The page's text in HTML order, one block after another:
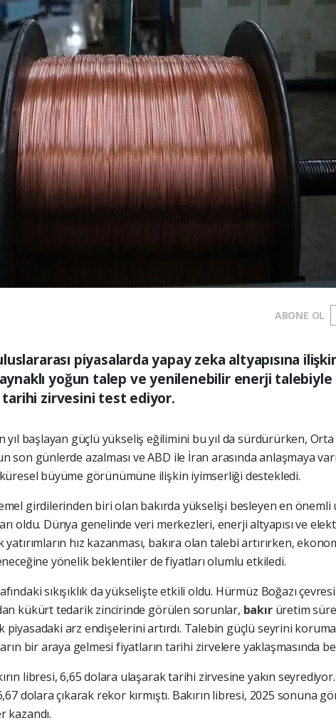
ABONE OL
piyasalarda yapay zeka altyapısına
yoğun talep ve yenilenebilir enerji talebiyle
tarihi zirvesini test ediyor.
yıl başlayan güçlü yükseliş eğilimini bu yıl da sürdürürken,
son günlerde azalması ve ABD ile İran arasında anlaşmaya
büyüme görünümüne ilişkin iyimserliği destekledi.
girdilerinden biri olan bakırda yükselişi besleyen en önemli
oldu. Dünya genelinde veri merkezleri, enerji altyapısı ve
hız kazanması, bakıra olan talebi artırırken,
yönelik beklentiler de fiyatları olumlu etkiledi.
sıkışıklık da yükselişte etkili oldu. Hürmüz Boğazı
kükürt tedarik zincirinde görülen sorunlar, bakır üretim
arz endişelerini artırdı. Talebin güçlü seyrini
bir araya gelmesi fiyatların tarihi zirvelere yaklaşmasında
libresi, 6,65 dolara ulaşarak tarihi zirvesine yakın seyrediyor.
dolara çıkarak rekor kırmıştı. Bakırın libresi, 2025 sonuna
kazandı.